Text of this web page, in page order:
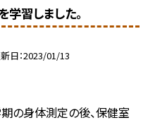
学習しました。
日 2023/01/13
の身体測定の後、保健室